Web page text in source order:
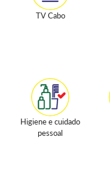
TV Cabo
Higiene e cuidado
pessoal